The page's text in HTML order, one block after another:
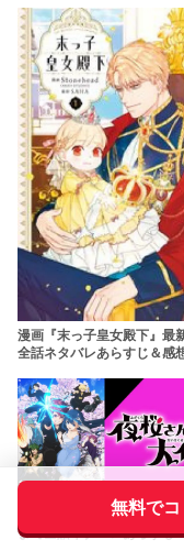
無料で
漫画『末っ子皇女殿下』最
全話ネタバレあらすじ＆感
漫画『夜桜さんちの大作戦
まで全話ネタバレあらすじ